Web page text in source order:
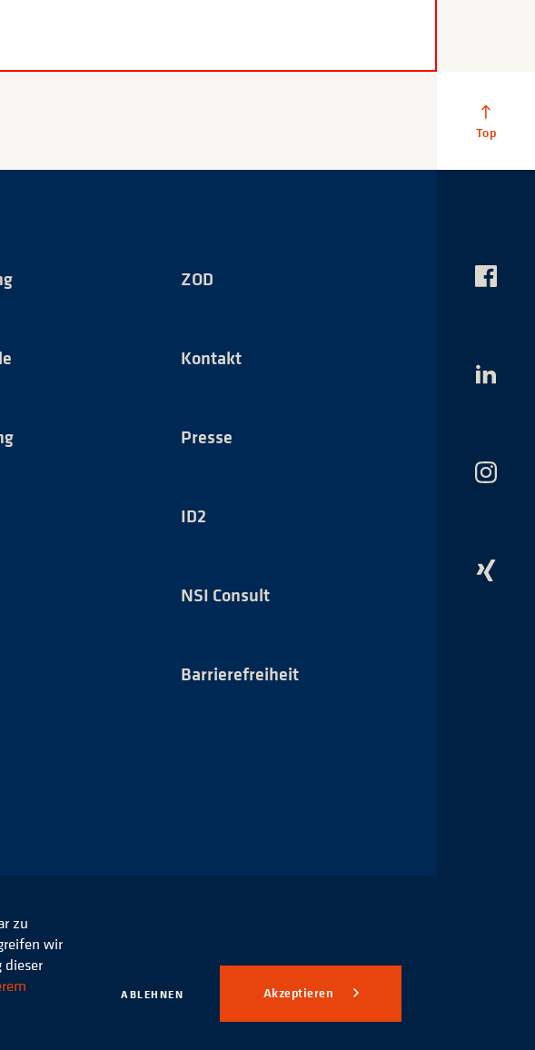
ZOD
Kontakt
Presse
ID2
NSI Consult
Barrierefreiheit
Das
Das
Das
Das
zu
wir
ABLEHNEN Akzeptieren